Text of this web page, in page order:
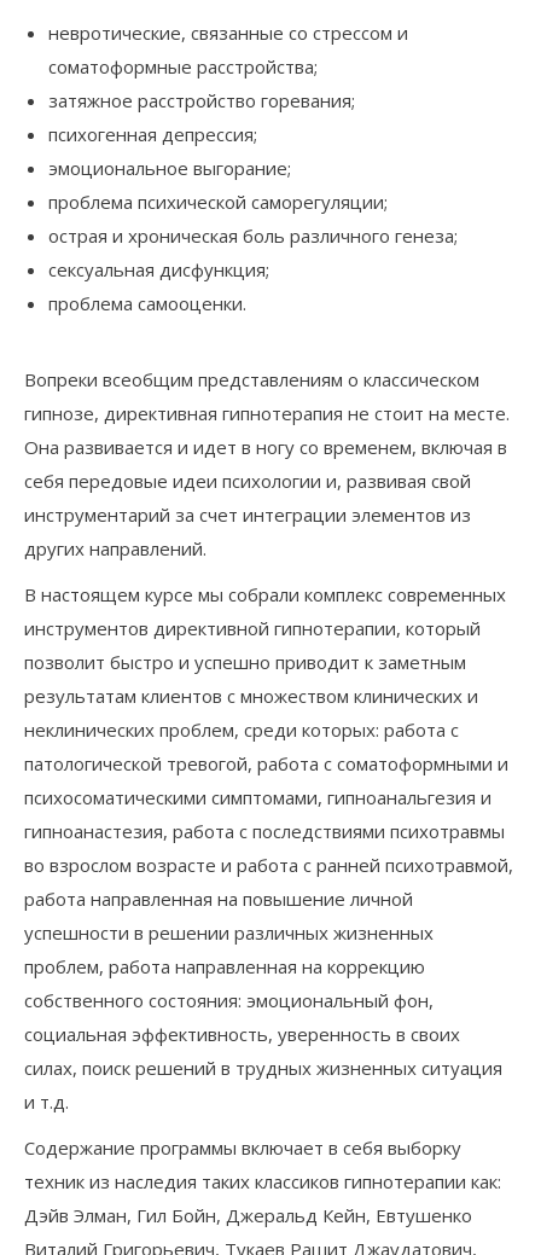
невротические, связанные со стрессом и
соматоформные расстройства;
затяжное расстройство горевания;
психогенная депрессия;
эмоциональное выгорание;
проблема психической саморегуляции;
острая и хроническая боль различного генеза;
сексуальная дисфункция;
проблема самооценки.
Вопреки всеобщим представлениям о классическом
гипнозе, директивная гипнотерапия не стоит на месте.
Она развивается и идет в ногу со временем, включая в
себя передовые идеи психологии и, развивая свой
инструментарий за счет интеграции элементов из
других направлений.
В настоящем курсе мы собрали комплекс современных
инструментов директивной гипнотерапии, который
позволит быстро и успешно приводит к заметным
результатам клиентов с множеством клинических и
неклинических проблем, среди которых: работа с
патологической тревогой, работа с соматоформными и
психосоматическими симптомами, гипноанальгезия и
гипноанастезия, работа с последствиями психотравмы
во взрослом возрасте и работа с ранней психотравмой,
работа направленная на повышение личной
успешности в решении различных жизненных
проблем, работа направленная на коррекцию
собственного состояния: эмоциональный фон,
социальная эффективность, уверенность в своих
силах, поиск решений в трудных жизненных ситуация
и т.д.
Содержание программы включает в себя выборку
техник из наследия таких классиков гипнотерапии как:
Дэйв Элман, Гил Бойн, Джеральд Кейн, Евтушенко
Виталий Григорьевич, Тукаев Рашит Джаудатович,